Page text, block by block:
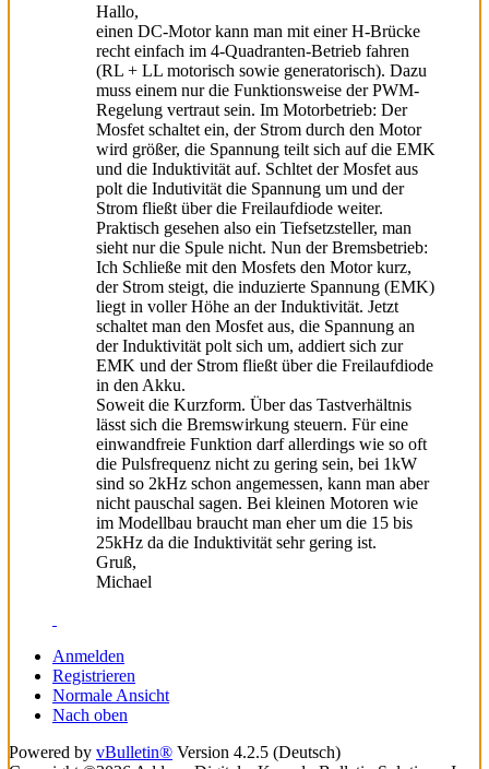
Hallo,
einen DC-Motor kann man mit einer H-Brücke
recht einfach im 4-Quadranten-Betrieb fahren
(RL + LL motorisch sowie generatorisch). Dazu
muss einem nur die Funktionsweise der PWM-
Regelung vertraut sein. Im Motorbetrieb: Der
Mosfet schaltet ein, der Strom durch den Motor
wird größer, die Spannung teilt sich auf die EMK
und die Induktivität auf. Schltet der Mosfet aus
polt die Indutivität die Spannung um und der
Strom fließt über die Freilaufdiode weiter.
Praktisch gesehen also ein Tiefsetzsteller, man
sieht nur die Spule nicht. Nun der Bremsbetrieb:
Ich Schließe mit den Mosfets den Motor kurz,
der Strom steigt, die induzierte Spannung (EMK)
liegt in voller Höhe an der Induktivität. Jetzt
schaltet man den Mosfet aus, die Spannung an
der Induktivität polt sich um, addiert sich zur
EMK und der Strom fließt über die Freilaufdiode
in den Akku.
Soweit die Kurzform. Über das Tastverhältnis
lässt sich die Bremswirkung steuern. Für eine
einwandfreie Funktion darf allerdings wie so oft
die Pulsfrequenz nicht zu gering sein, bei 1kW
sind so 2kHz schon angemessen, kann man aber
nicht pauschal sagen. Bei kleinen Motoren wie
im Modellbau braucht man eher um die 15 bis
25kHz da die Induktivität sehr gering ist.
Gruß,
Michael
Anmelden
Registrieren
Normale Ansicht
Nach oben
Powered by vBulletin® Version 4.2.5 (Deutsch)